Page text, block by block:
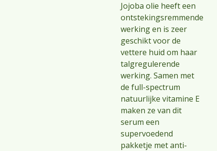
Jojoba olie heeft een
ontstekingsremmende
werking en is zeer
geschikt voor de
vettere huid om haar
talgregulerende
werking. Samen met
de full-spectrum
natuurlijke vitamine E
maken ze van dit
serum een
supervoedend
pakketje met anti-